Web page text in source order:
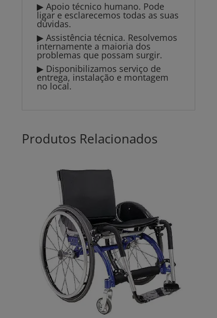
▶ Apoio técnico humano. Pode
ligar e esclarecemos todas as suas
dúvidas.
▶ Assistência técnica. Resolvemos
internamente a maioria dos
problemas que possam surgir.
▶ Disponibilizamos serviço de
entrega, instalação e montagem
no local.
Produtos Relacionados